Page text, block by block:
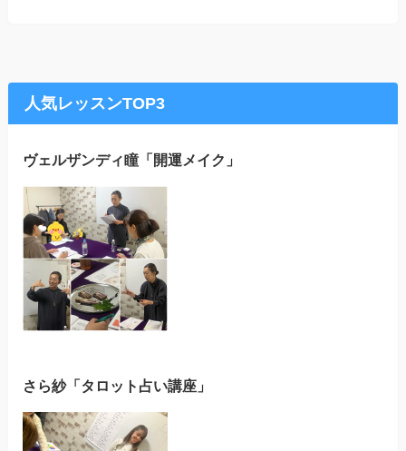
人気レッスンTOP3
ヴェルザンディ瞳「開運メイク」
さら紗「タロット占い講座」